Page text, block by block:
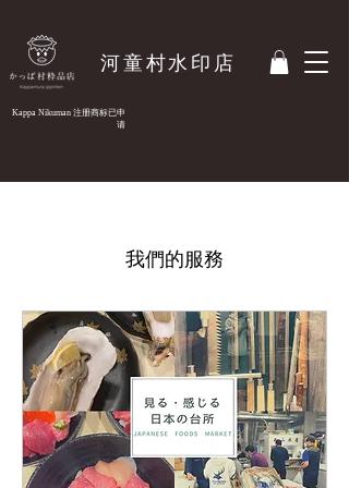
河童村水印店
Kappa Nikuman 注册商标已申
请
我們的服務